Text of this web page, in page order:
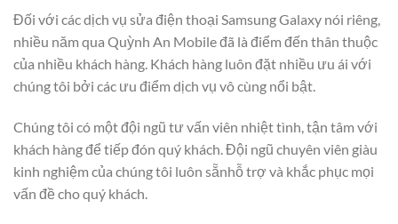
Đối với các dịch vụ sửa điện thoại Samsung Galaxy nói riêng,
nhiều năm qua Quỳnh An Mobile đã là điểm đến thân thuộc
của nhiều khách hàng. Khách hàng luôn đặt nhiều ưu ái với
chúng tôi bởi các ưu điểm dịch vụ vô cùng nổi bật.
Chúng tôi có một đội ngũ tư vấn viên nhiệt tình, tận tâm với
khách hàng để tiếp đón quý khách. Đội ngũ chuyên viên giàu
kinh nghiệm của chúng tôi luôn sẵnhỗ trợ và khắc phục mọi
vấn đề cho quý khách.